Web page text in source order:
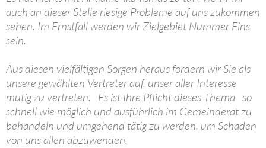
auch an dieser Stelle riesige Probleme auf uns zukommen
sehen. Im Ernstfall werden wir Zielgebiet Nummer Eins
sein.
Aus diesen vielfältigen Sorgen heraus fordern wir Sie als
unsere gewählten Vertreter auf, unser aller Interesse
mutig zu vertreten. Es ist Ihre Pflicht dieses Thema so
schnell wie möglich und ausführlich im Gemeinderat zu
behandeln und umgehend tätig zu werden, um Schaden
von uns allen abzuwenden.